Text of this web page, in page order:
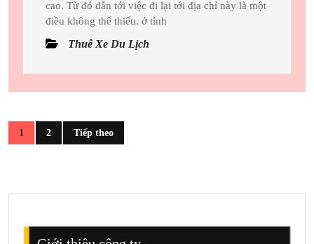
7
An
cao. Từ đó dẫn tới việc đi lại tới địa chỉ này là một
điều không thể thiếu. ở tỉnh
Thuê Xe Du Lịch
trang
1 2 Tiếp theo